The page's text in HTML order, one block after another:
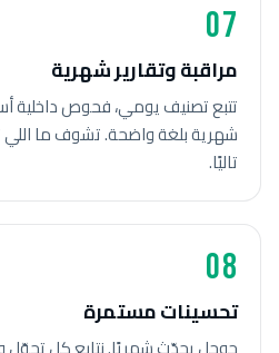
07
مراقبة وتقارير شهرية
تتبع تصنيف يومي، فحوص داخلية
شهرية بلغة واضحة. تشوف ما اللي
تاليًا.
08
تحسينات مستمرة